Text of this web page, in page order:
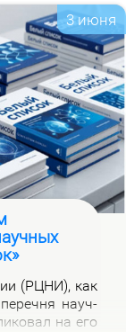
тра­ги­че­
борь­бы с
в на­чаль­ный
3 июня
(РЦНИ), как
пе­реч­ня на­уч­
на его